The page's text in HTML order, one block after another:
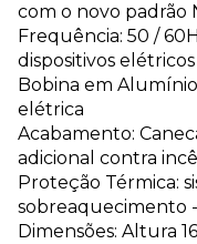
com o novo padrão
Frequência: 50 /
dispositivos elétricos
Bobina em
elétrica
Acabamento:
adicional contra
Proteção Térmica:
sobreaquecimento
Dimensões: Altura